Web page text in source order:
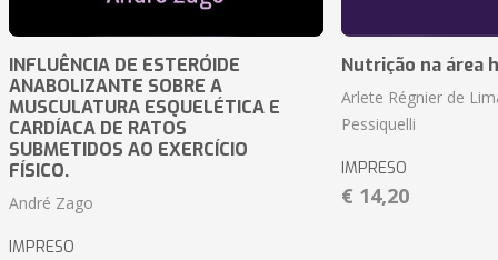
INFLUÊNCIA DE ESTERÓIDE
ANABOLIZANTE SOBRE A
MUSCULATURA ESQUELÉTICA E
CARDÍACA DE RATOS
SUBMETIDOS AO EXERCÍCIO
FÍSICO.
André Zago
IMPRESO
Nutrição na área
Arlete Régnier de
Pessiquelli
IMPRESO
€ 14,20